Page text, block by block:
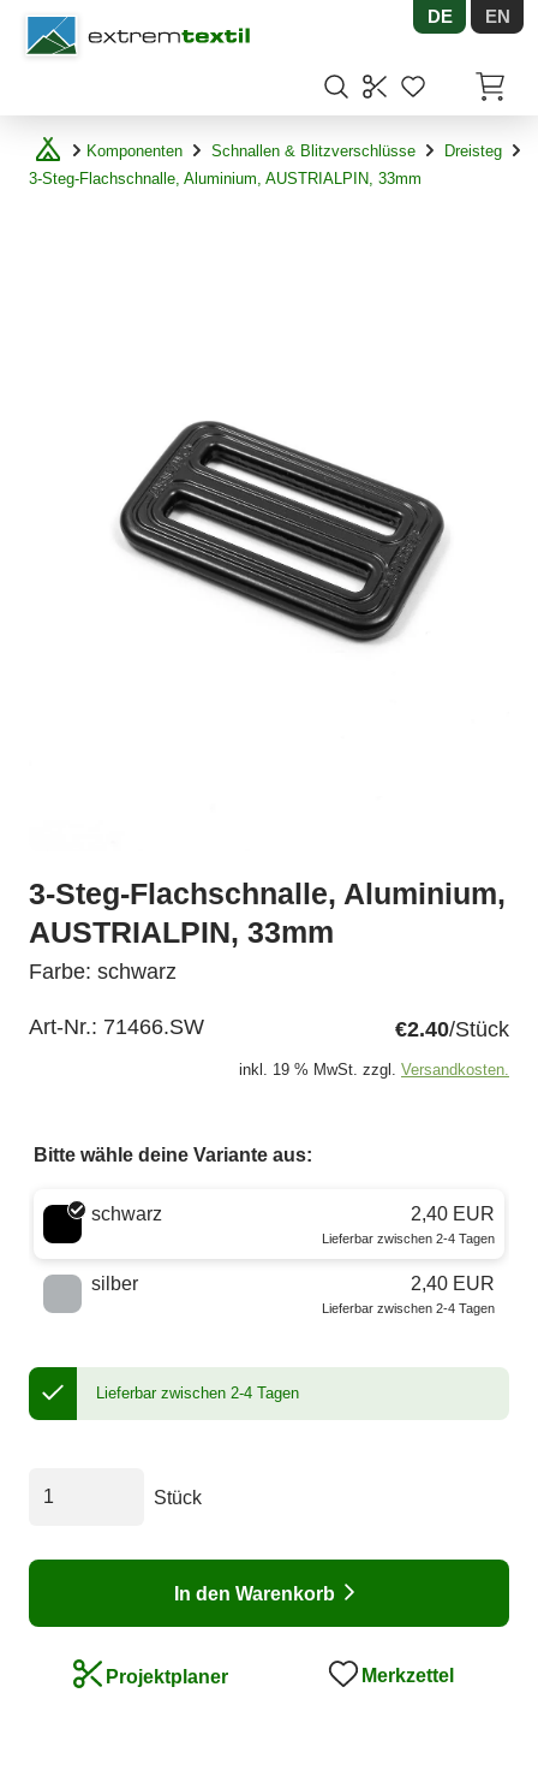
Shopware DE EN
Komponenten Schnallen & Blitzverschlüsse
Dreisteg
3-Steg-Flachschnalle, Aluminium, AUSTRIALPIN, 33mm
3-Steg-Flachschnalle, Aluminium,
AUSTRIALPIN, 33mm
Farbe: schwarz
Art-Nr.: 71466.SW €2.40/Stück
inkl. 19 % MwSt. zzgl. Versandkosten.
Bitte wähle deine Variante aus:
Wähle eine Farbe
schwarz 2,40 EUR
Lieferbar zwischen 2-4 Tagen
silber 2,40 EUR
Lieferbar zwischen 2-4 Tagen
Lieferbar zwischen 2-4 Tagen
Stück
In den Warenkorb
Projektplaner Merkzettel